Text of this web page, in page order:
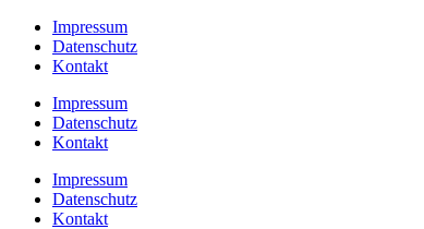
Impressum
Datenschutz
Kontakt
Impressum
Datenschutz
Kontakt
Impressum
Datenschutz
Kontakt